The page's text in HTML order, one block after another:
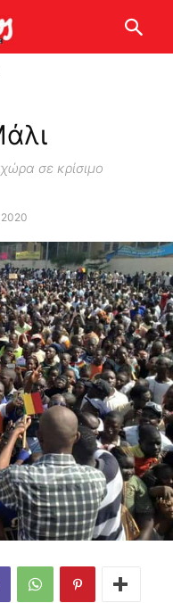
σε κρίσιμο
2020